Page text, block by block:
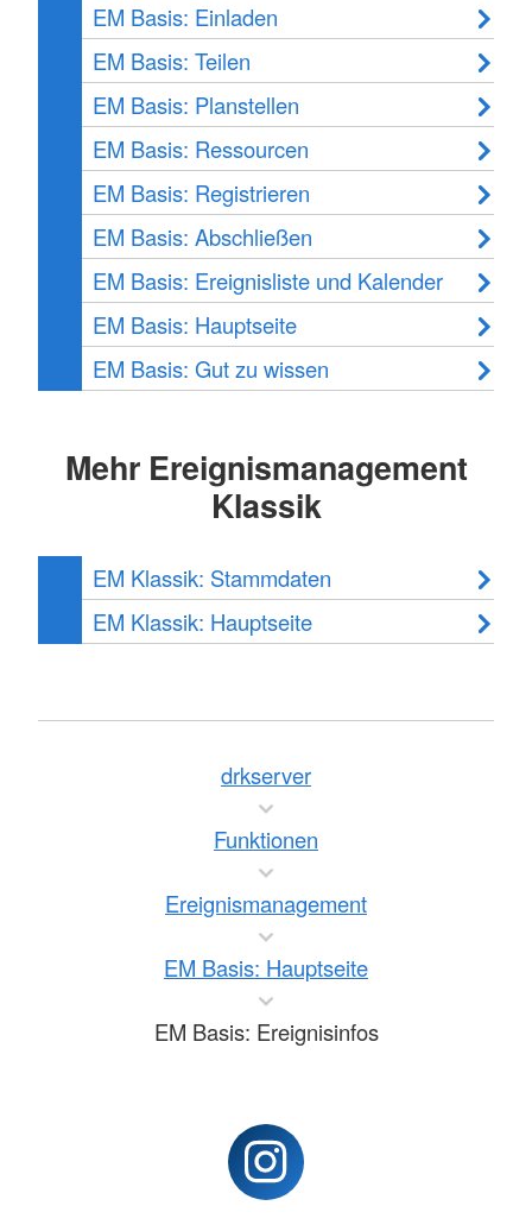
EM Basis: Einladen
EM Basis: Teilen
EM Basis: Planstellen
EM Basis: Ressourcen
EM Basis: Registrieren
EM Basis: Abschließen
EM Basis: Ereignisliste und Kalender
EM Basis: Hauptseite
EM Basis: Gut zu wissen
Mehr Ereignismanagement
Klassik
EM Klassik: Stammdaten
EM Klassik: Hauptseite
drkserver
Funktionen
Ereignismanagement
EM Basis: Hauptseite
EM Basis: Ereignisinfos